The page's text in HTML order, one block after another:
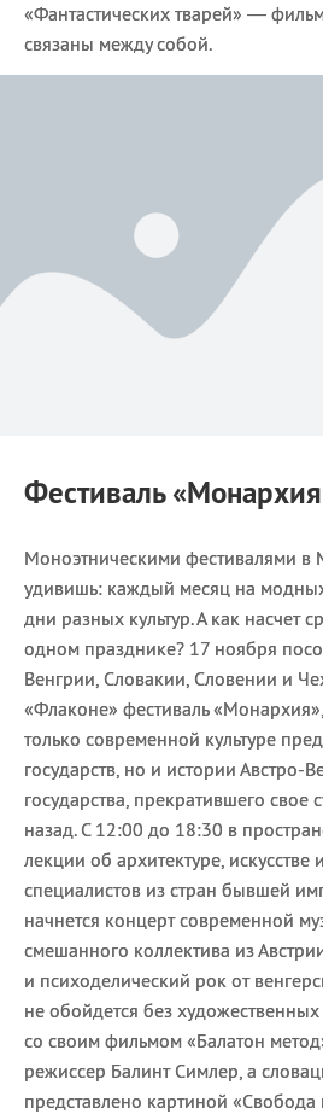
«Фантастических тварей» —
связаны между собой.
Фестиваль
Моноэтническими фестивалями в
удивишь: каждый месяц на
дни разных культур. А как насчет
одном празднике? 17 ноября
Венгрии, Словакии, Словении и
«Флаконе» фестиваль
только современной культуре
государств, но и истории Австро-
государства, прекратившего свое
назад. С 12:00 до 18:30 в
лекции об архитектуре, искусстве
специалистов из стран бывшей
начнется концерт современной
смешанного коллектива из
и психоделический рок от
не обойдется без
со своим фильмом «Балатон
режиссер Балинт Симлер, а
представлено картиной «Свобода